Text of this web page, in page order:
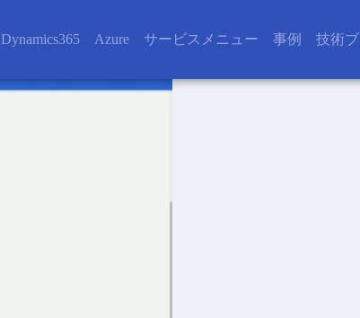
Dynamics365 Azure サービスメニュー 事例 技術